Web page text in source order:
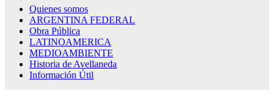
Quienes somos
ARGENTINA FEDERAL
Obra Pública
LATINOAMERICA
MEDIOAMBIENTE
Historia de Avellaneda
Información Útil